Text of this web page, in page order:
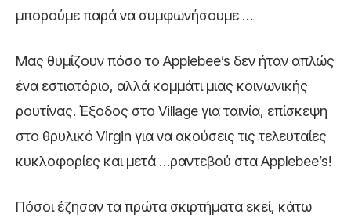
μπορούμε παρά να συμφωνήσουμε …
Μας θυμίζουν πόσο το Applebee’s δεν ήταν απλώς
ένα εστιατόριο, αλλά κομμάτι μιας κοινωνικής
ρουτίνας. Έξοδος στο Village για ταινία, επίσκεψη
στο θρυλικό Virgin για να ακούσεις τις τελευταίες
κυκλοφορίες και μετά …ραντεβού στα Applebee’s!
Πόσοι έζησαν τα πρώτα σκιρτήματα εκεί, κάτω